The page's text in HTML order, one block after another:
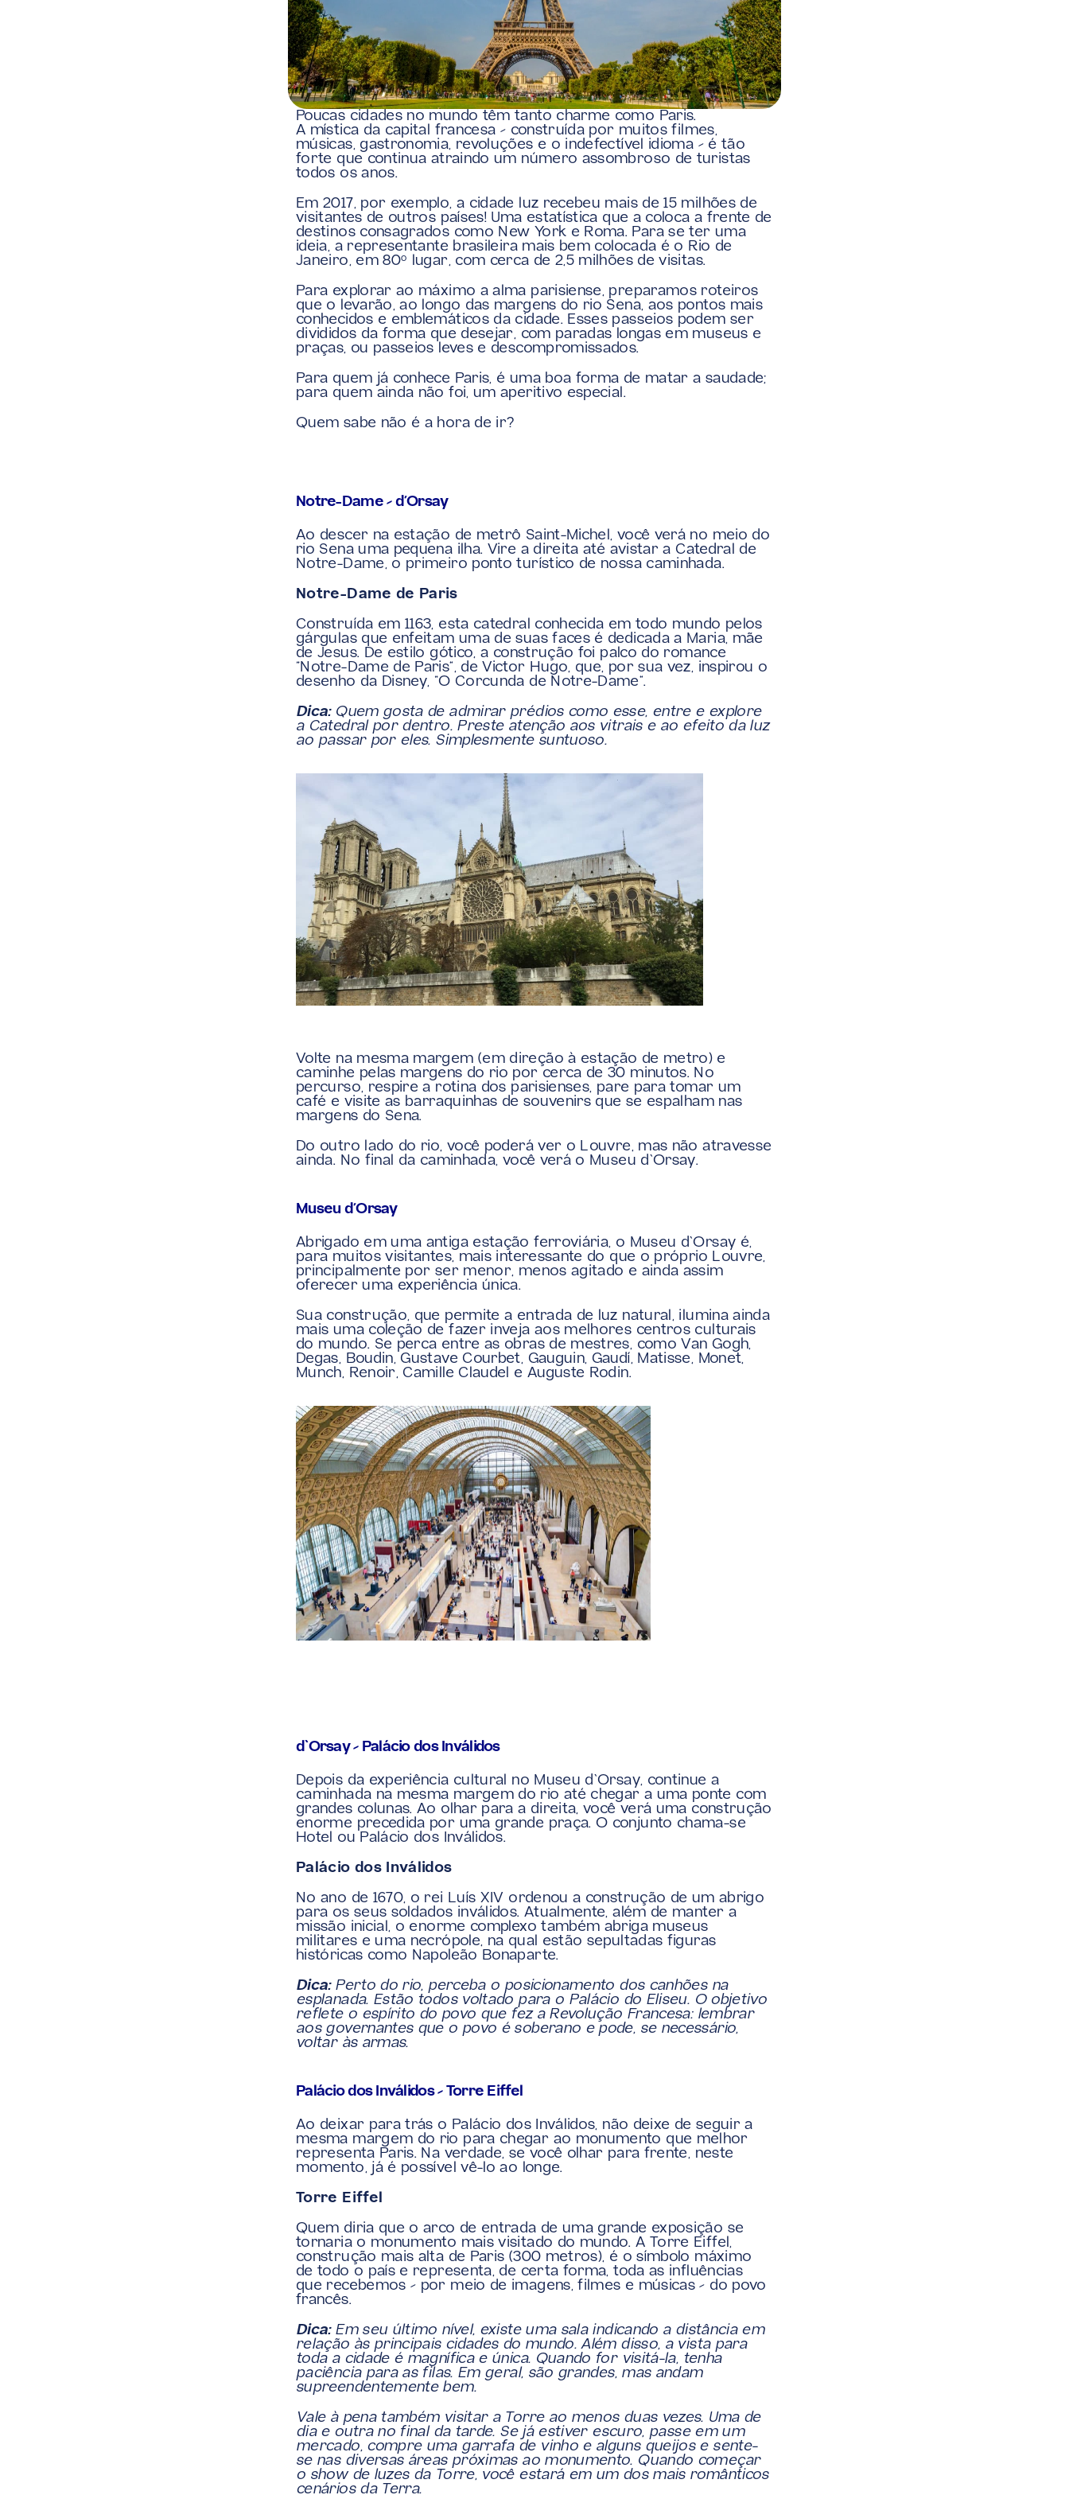
Poucas cidades no mundo têm tanto charme como Paris.
A mística da capital francesa – construída por muitos filmes,
músicas, gastronomia, revoluções e o indefectível idioma – é tão
forte que continua atraindo um número assombroso de turistas
todos os anos.
Em 2017, por exemplo, a cidade luz recebeu mais de 15 milhões de
visitantes de outros países! Uma estatística que a coloca a frente de
destinos consagrados como New York e Roma. Para se ter uma
ideia, a representante brasileira mais bem colocada é o Rio de
Janeiro, em 80° lugar, com cerca de 2,5 milhões de visitas.
Para explorar ao máximo a alma parisiense, preparamos roteiros
que o levarão, ao longo das margens do rio Sena, aos pontos mais
conhecidos e emblemáticos da cidade. Esses passeios podem ser
divididos da forma que desejar, com paradas longas em museus e
praças, ou passeios leves e descompromissados.
Para quem já conhece Paris, é uma boa forma de matar a saudade;
para quem ainda não foi, um aperitivo especial.
Quem sabe não é a hora de ir?
Notre-Dame – d’Orsay
Ao descer na estação de metrô Saint-Michel, você verá no meio do
rio Sena uma pequena ilha. Vire a direita até avistar a Catedral de
Notre-Dame, o primeiro ponto turístico de nossa caminhada.
Notre-Dame de Paris
Construída em 1163, esta catedral conhecida em todo mundo pelos
gárgulas que enfeitam uma de suas faces é dedicada a Maria, mãe
de Jesus. De estilo gótico, a construção foi palco do romance
“Notre-Dame de Paris”, de Victor Hugo, que, por sua vez, inspirou o
desenho da Disney, “O Corcunda de Notre-Dame”.
Dica: Quem gosta de admirar prédios como esse, entre e explore
a Catedral por dentro. Preste atenção aos vitrais e ao efeito da luz
ao passar por eles. Simplesmente suntuoso.
Volte na mesma margem (em direção à estação de metro) e
caminhe pelas margens do rio por cerca de 30 minutos. No
percurso, respire a rotina dos parisienses, pare para tomar um
café e visite as barraquinhas de souvenirs que se espalham nas
margens do Sena.
Do outro lado do rio, você poderá ver o Louvre, mas não atravesse
ainda. No final da caminhada, você verá o Museu d`Orsay.
Museu d’Orsay
Abrigado em uma antiga estação ferroviária, o Museu d`Orsay é,
para muitos visitantes, mais interessante do que o próprio Louvre,
principalmente por ser menor, menos agitado e ainda assim
oferecer uma experiência única.
Sua construção, que permite a entrada de luz natural, ilumina ainda
mais uma coleção de fazer inveja aos melhores centros culturais
do mundo. Se perca entre as obras de mestres, como Van Gogh,
Degas, Boudin, Gustave Courbet, Gauguin, Gaudí, Matisse, Monet,
Munch, Renoir, Camille Claudel e Auguste Rodin.
d`Orsay – Palácio dos Inválidos
Depois da experiência cultural no Museu d`Orsay, continue a
caminhada na mesma margem do rio até chegar a uma ponte com
grandes colunas. Ao olhar para a direita, você verá uma construção
enorme precedida por uma grande praça. O conjunto chama-se
Hotel ou Palácio dos Inválidos.
Palácio dos Inválidos
No ano de 1670, o rei Luís XIV ordenou a construção de um abrigo
para os seus soldados inválidos. Atualmente, além de manter a
missão inicial, o enorme complexo também abriga museus
militares e uma necrópole, na qual estão sepultadas figuras
históricas como Napoleão Bonaparte.
Dica: Perto do rio, perceba o posicionamento dos canhões na
esplanada. Estão todos voltado para o Palácio do Eliseu. O objetivo
reflete o espírito do povo que fez a Revolução Francesa: lembrar
aos governantes que o povo é soberano e pode, se necessário,
voltar às armas.
Palácio dos Inválidos – Torre Eiffel
Ao deixar para trás o Palácio dos Inválidos, não deixe de seguir a
mesma margem do rio para chegar ao monumento que melhor
representa Paris. Na verdade, se você olhar para frente, neste
momento, já é possível vê-lo ao longe.
Torre Eiffel
Quem diria que o arco de entrada de uma grande exposição se
tornaria o monumento mais visitado do mundo. A Torre Eiffel,
construção mais alta de Paris (300 metros), é o símbolo máximo
de todo o país e representa, de certa forma, toda as influências
que recebemos – por meio de imagens, filmes e músicas – do povo
francês.
Dica: Em seu último nível, existe uma sala indicando a distância em
relação às principais cidades do mundo. Além disso, a vista para
toda a cidade é magnífica e única. Quando for visitá-la, tenha
paciência para as filas. Em geral, são grandes, mas andam
supreendentemente bem.
Vale à pena também visitar a Torre ao menos duas vezes. Uma de
dia e outra no final da tarde. Se já estiver escuro, passe em um
mercado, compre uma garrafa de vinho e alguns queijos e sente-
se nas diversas áreas próximas ao monumento. Quando começar
o show de luzes da Torre, você estará em um dos mais românticos
cenários da Terra.